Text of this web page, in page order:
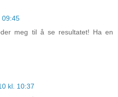
09:45
meg til å se resultatet! Ha en
kl. 10:37